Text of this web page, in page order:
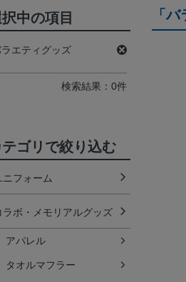
「
中の項目
ラエティグッズ
検索結果：0件
テゴリで絞り込む
ニフォーム
ラボ・メモリアルグッズ
アパレル
タオルマフラー